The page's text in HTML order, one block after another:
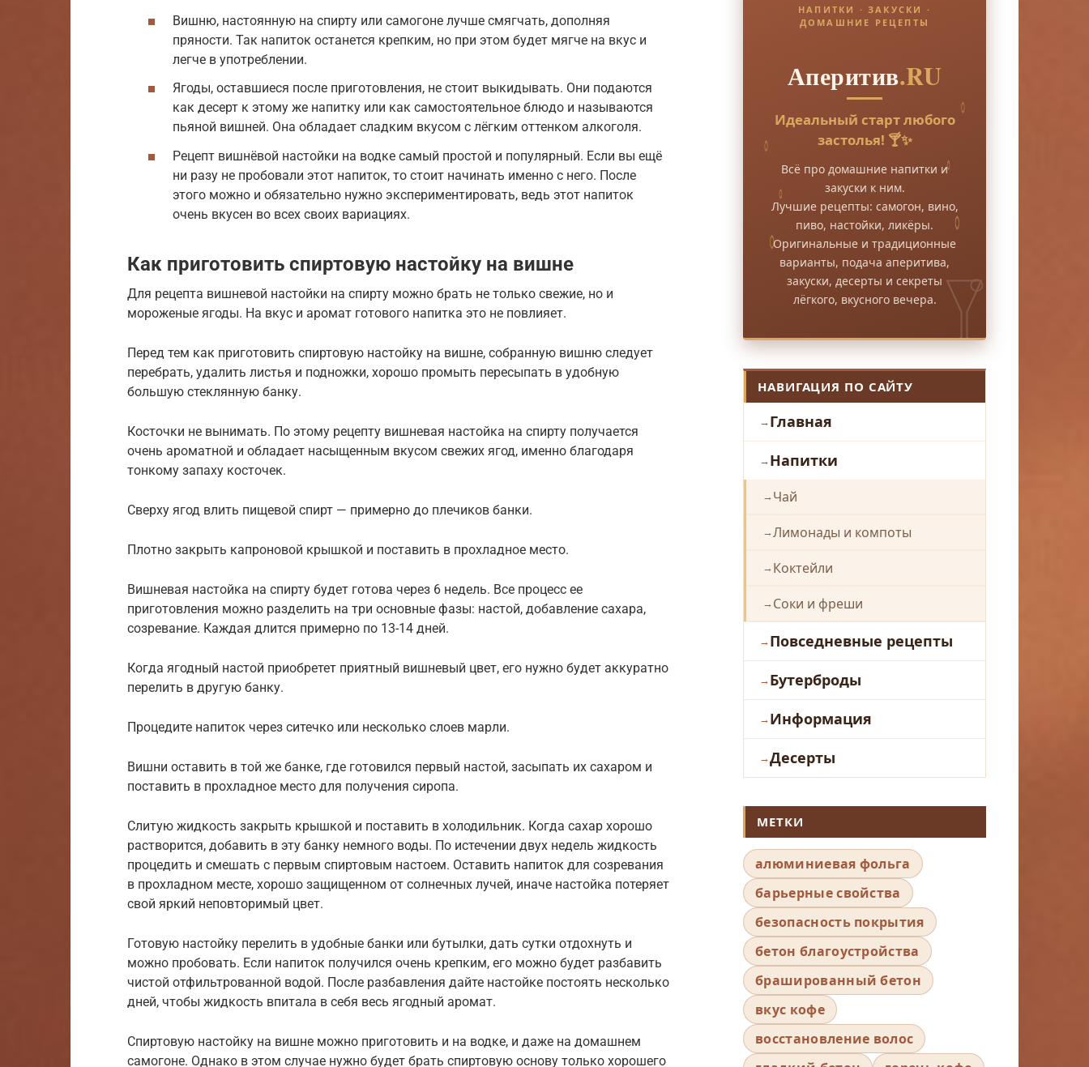
Вишню, настоянную на спирту или самогоне лучше смягчать, дополняя
пряности. Так напиток останется крепким, но при этом будет мягче на вкус и
легче в употреблении.
Ягоды, оставшиеся после приготовления, не стоит выкидывать. Они подаются
как десерт к этому же напитку или как самостоятельное блюдо и называются
пьяной вишней. Она обладает сладким вкусом с лёгким оттенком алкоголя.
Рецепт вишнёвой настойки на водке самый простой и популярный. Если вы ещё
ни разу не пробовали этот напиток, то стоит начинать именно с него. После
этого можно и обязательно нужно экспериментировать, ведь этот напиток
очень вкусен во всех своих вариациях.
Как приготовить спиртовую настойку на вишне
Для рецепта вишневой настойки на спирту можно брать не только свежие, но и
мороженые ягоды. На вкус и аромат готового напитка это не повлияет.
Перед тем как приготовить спиртовую настойку на вишне, собранную вишню следует
перебрать, удалить листья и подножки, хорошо промыть пересыпать в удобную
большую стеклянную банку.
Косточки не вынимать. По этому рецепту вишневая настойка на спирту получается
очень ароматной и обладает насыщенным вкусом свежих ягод, именно благодаря
тонкому запаху косточек.
Сверху ягод влить пищевой спирт — примерно до плечиков банки.
Плотно закрыть капроновой крышкой и поставить в прохладное место.
Вишневая настойка на спирту будет готова через 6 недель. Все процесс ее
приготовления можно разделить на три основные фазы: настой, добавление сахара,
созревание. Каждая длится примерно по 13-14 дней.
Когда ягодный настой приобретет приятный вишневый цвет, его нужно будет аккуратно
перелить в другую банку.
Процедите напиток через ситечко или несколько слоев марли.
Вишни оставить в той же банке, где готовился первый настой, засыпать их сахаром и
поставить в прохладное место для получения сиропа.
Слитую жидкость закрыть крышкой и поставить в холодильник. Когда сахар хорошо
растворится, добавить в эту банку немного воды. По истечении двух недель жидкость
процедить и смешать с первым спиртовым настоем. Оставить напиток для созревания
в прохладном месте, хорошо защищенном от солнечных лучей, иначе настойка потеряет
свой яркий неповторимый цвет.
Готовую настойку перелить в удобные банки или бутылки, дать сутки отдохнуть и
можно пробовать. Если напиток получился очень крепким, его можно будет разбавить
чистой отфильтрованной водой. После разбавления дайте настойке постоять несколько
дней, чтобы жидкость впитала в себя весь ягодный аромат.
Спиртовую настойку на вишне можно приготовить и на водке, и даже на домашнем
самогоне. Однако в этом случае нужно будет брать спиртовую основу только хорошего
НАПИТКИ · ЗАКУСКИ ·
ДОМАШНИЕ РЕЦЕПТЫ
Аперитив.RU
Идеальный старт любого
застолья! 🍸✨
Всё про домашние напитки и
закуски к ним.
Лучшие рецепты: самогон, вино,
пиво, настойки, ликёры.
Оригинальные и традиционные
варианты, подача аперитива,
закуски, десерты и секреты
лёгкого, вкусного вечера.
НАВИГАЦИЯ ПО САЙТУ
Главная
Напитки
Чай
Лимонады и компоты
Коктейли
Соки и фреши
Повседневные рецепты
Бутерброды
Информация
Десерты
МЕТКИ
алюминиевая фольга
барьерные свойства
безопасность покрытия
бетон благоустройства
брашированный бетон
вкус кофе
восстановление волос